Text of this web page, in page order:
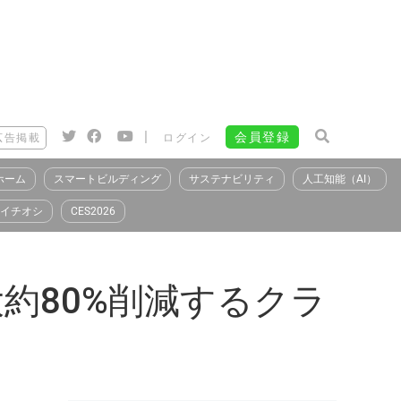
告掲載 | ログイン 会員登録
ーム スマートビルディング サステナビリティ 人工知能（AI）
イチオシ CES2026
80%削減するクラ